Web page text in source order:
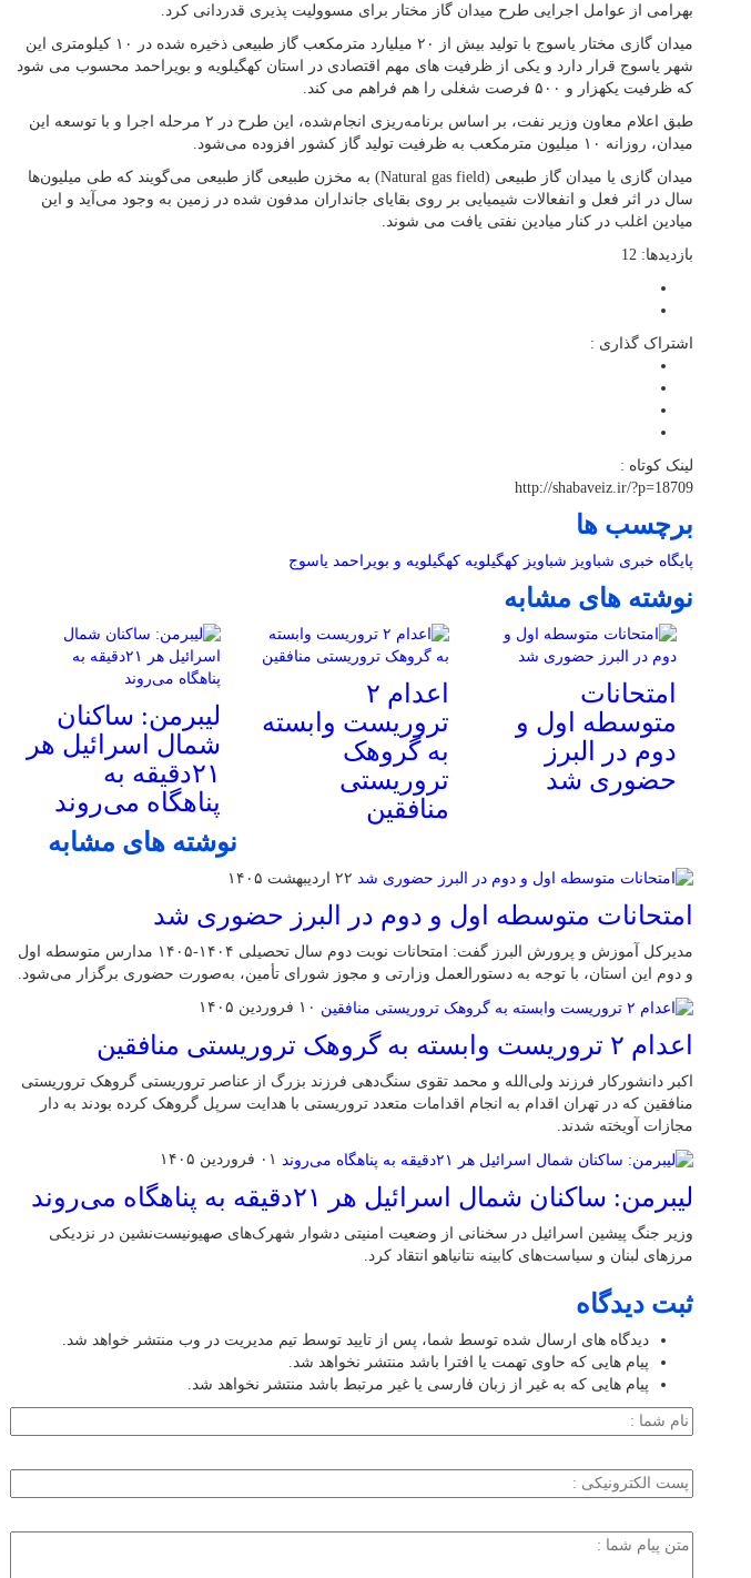
بهرامی از عوامل اجرایی طرح میدان گاز مختار برای مسوولیت پذیری قدردانی کرد.
میدان گازی مختار یاسوج با تولید بیش از ۲۰ میلیارد مترمکعب گاز طبیعی ذخیره شده در ۱۰ کیلومتری این
شهر یاسوج قرار دارد و یکی از ظرفیت های مهم اقتصادی در استان کهگیلویه و بویراحمد محسوب می شود
که ظرفیت یکهزار و ۵۰۰ فرصت شغلی را هم فراهم می کند.
طبق اعلام معاون وزیر نفت، بر اساس برنامه‌ریزی انجام‌شده، این طرح در ۲ مرحله اجرا و با توسعه این
میدان، روزانه ۱۰ میلیون مترمکعب به ظرفیت تولید گاز کشور افزوده می‌شود.
میدان گازی یا میدان گاز طبیعی (Natural gas field) به مخزن طبیعی گاز طبیعی می‌گویند که طی میلیون‌ها
سال در اثر فعل و انفعالات شیمیایی بر روی بقایای جانداران مدفون شده در زمین به وجود می‌آید و این
میادین اغلب در کنار میادین نفتی یافت می شوند.
بازدیدها: 12
اشتراک گذاری :
لینک کوتاه :
http://shabaveiz.ir/?p=18709
برچسب ها
پایگاه خبری شباویز شباویز کهگیلویه کهگیلویه و بویراحمد یاسوج
نوشته های مشابه
امتحانات
متوسطه اول و
دوم در البرز
حضوری شد
اعدام ۲
تروریست وابسته
به گروهک
تروریستی
منافقین
لیبرمن: ساکنان
شمال اسرائیل هر
۲۱دقیقه به
پناهگاه می‌روند
نوشته های مشابه
۲۲ اردیبهشت ۱۴۰۵
امتحانات متوسطه اول و دوم در البرز حضوری شد
مدیرکل آموزش و پرورش البرز گفت: امتحانات نوبت دوم سال تحصیلی ۱۴۰۴-۱۴۰۵ مدارس متوسطه اول
و دوم این استان، با توجه به دستورالعمل وزارتی و مجوز شورای تأمین، به‌صورت حضوری برگزار می‌شود.
۱۰ فروردین ۱۴۰۵
اعدام ۲ تروریست وابسته به گروهک تروریستی منافقین
اکبر دانشورکار فرزند ولی‌الله و محمد تقوی سنگ‌دهی فرزند بزرگ از عناصر تروریستی گروهک تروریستی
منافقین که در تهران اقدام به انجام اقدامات متعدد تروریستی با هدایت سرپل گروهک کرده بودند به دار
مجازات آویخته شدند.
۰۱ فروردین ۱۴۰۵
لیبرمن: ساکنان شمال اسرائیل هر ۲۱دقیقه به پناهگاه می‌روند
وزیر جنگ پیشین اسرائیل در سخنانی از وضعیت امنیتی دشوار شهرک‌های صهیونیست‌نشین در نزدیکی
مرزهای لبنان و سیاست‌های کابینه نتانیاهو انتقاد کرد.
ثبت دیدگاه
دیدگاه های ارسال شده توسط شما، پس از تایید توسط تیم مدیریت در وب منتشر خواهد شد.
پیام هایی که حاوی تهمت یا افترا باشد منتشر نخواهد شد.
پیام هایی که به غیر از زبان فارسی یا غیر مرتبط باشد منتشر نخواهد شد.